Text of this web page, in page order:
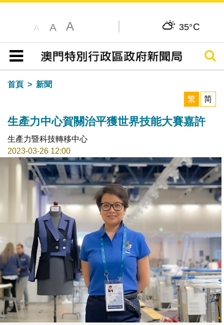
A A A 35°C
目錄
搜尋
首頁
新聞
繁
简
生產力中心賀關治平獲世界技能大賽嘉許
生產力暨科技轉移中心
2023-03-26 12:00